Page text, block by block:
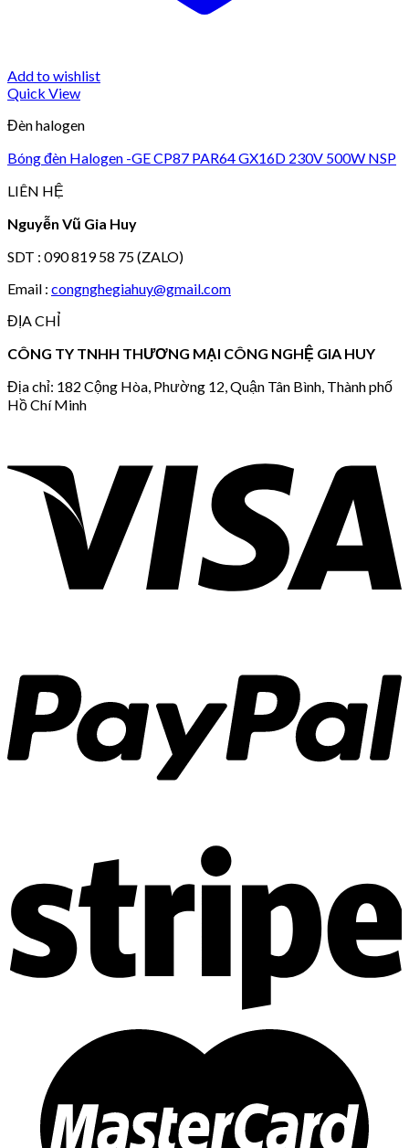
Add to wishlist
Quick View
Đèn halogen
Bóng đèn Halogen -GE CP87 PAR64 GX16D 230V 500W NSP
LIÊN HỆ
Nguyễn Vũ Gia Huy
SDT : 090 819 58 75 (ZALO)
Email : congnghegiahuy@gmail.com
ĐỊA CHỈ
CÔNG TY TNHH THƯƠNG MẠI CÔNG NGHỆ GIA HUY
Địa chỉ: 182 Cộng Hòa, Phường 12, Quận Tân Bình, Thành phố
Hồ Chí Minh